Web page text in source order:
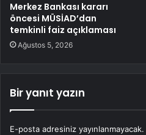
Merkez Bankası kararı
öncesi MÜSİAD’dan
temkinli faiz açıklaması
Ağustos 5, 2026
Bir yanıt yazın
E-posta adresiniz yayınlanmayacak.